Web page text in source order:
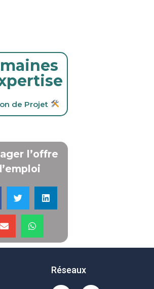
de Projet
l’offre
Réseaux